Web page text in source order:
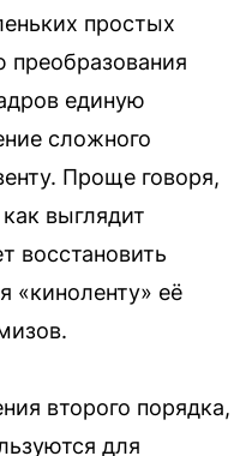
простых
единую
сложного
Проще говоря,
выглядит
восстановить
«киноленту» её
второго порядка,
для